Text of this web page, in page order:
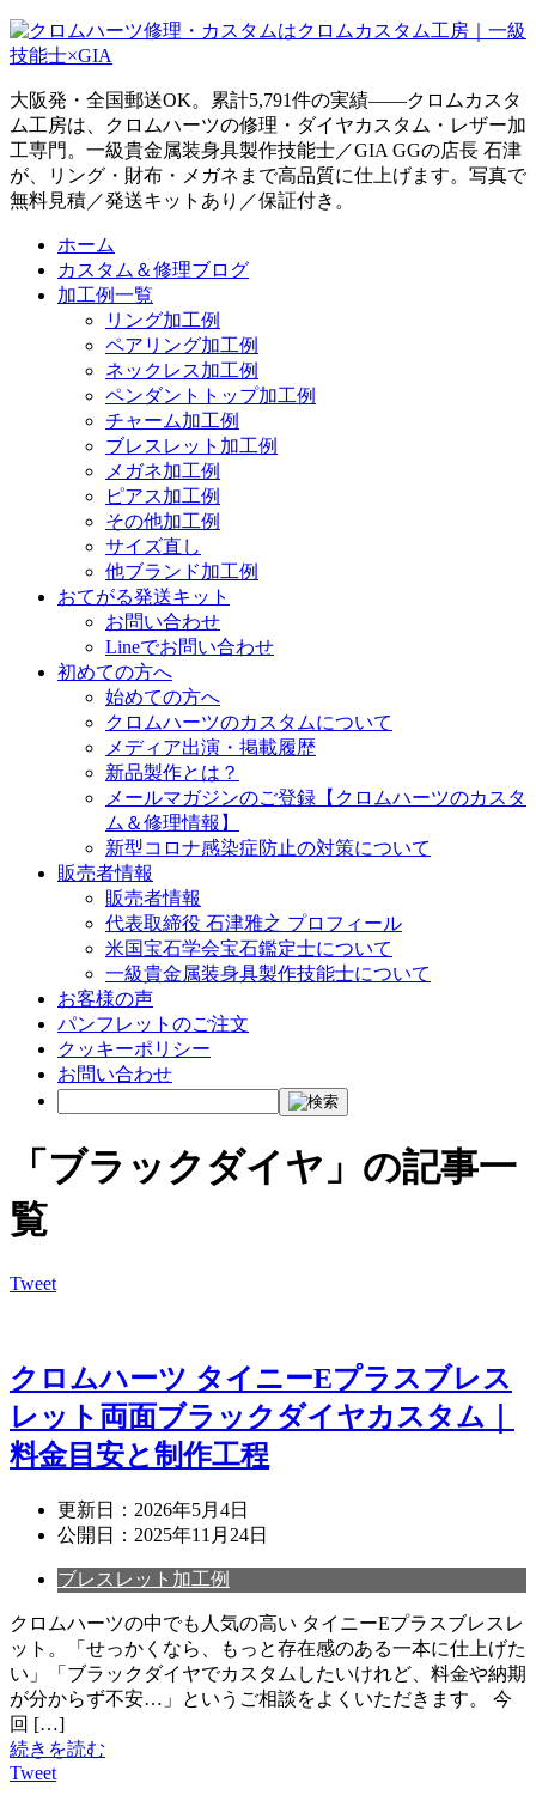
大阪発・全国郵送OK。累計5,791件の実績——クロムカスタ
ム工房は、クロムハーツの修理・ダイヤカスタム・レザー加
工専門。一級貴金属装身具製作技能士／GIA GGの店長 石津
が、リング・財布・メガネまで高品質に仕上げます。写真で
無料見積／発送キットあり／保証付き。
ホーム
カスタム＆修理ブログ
加工例一覧
リング加工例
ペアリング加工例
ネックレス加工例
ペンダントトップ加工例
チャーム加工例
ブレスレット加工例
メガネ加工例
ピアス加工例
その他加工例
サイズ直し
他ブランド加工例
おてがる発送キット
お問い合わせ
Lineでお問い合わせ
初めての方へ
始めての方へ
クロムハーツのカスタムについて
メディア出演・掲載履歴
新品製作とは？
メールマガジンのご登録【クロムハーツのカスタ
ム＆修理情報】
新型コロナ感染症防止の対策について
販売者情報
販売者情報
代表取締役 石津雅之 プロフィール
米国宝石学会宝石鑑定士について
一級貴金属装身具製作技能士について
お客様の声
パンフレットのご注文
クッキーポリシー
お問い合わせ
「ブラックダイヤ」の記事一
覧
Tweet
クロムハーツ タイニーEプラスブレス
レット両面ブラックダイヤカスタム｜
料金目安と制作工程
更新日： 2026年5月4日
公開日： 2025年11月24日
ブレスレット加工例
クロムハーツの中でも人気の高い タイニーEプラスブレスレ
ット。「せっかくなら、もっと存在感のある一本に仕上げた
い」「ブラックダイヤでカスタムしたいけれど、料金や納期
が分からず不安…」というご相談をよくいただきます。 今
回 […]
続きを読む
Tweet